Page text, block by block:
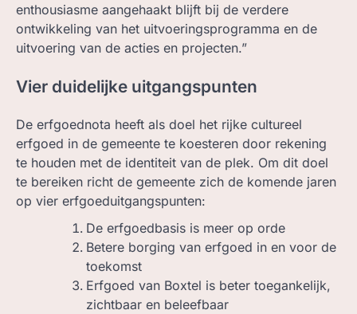
enthousiasme aangehaakt blijft bij de verdere
ontwikkeling van het uitvoeringsprogramma en de
uitvoering van de acties en projecten.”
Vier duidelijke uitgangspunten
De erfgoednota heeft als doel het rijke cultureel
erfgoed in de gemeente te koesteren door rekening
te houden met de identiteit van de plek. Om dit doel
te bereiken richt de gemeente zich de komende jaren
op vier erfgoeduitgangspunten:
De erfgoedbasis is meer op orde
Betere borging van erfgoed in en voor de
toekomst
Erfgoed van Boxtel is beter toegankelijk,
zichtbaar en beleefbaar